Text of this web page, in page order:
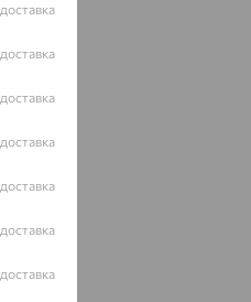
доставка
доставка
доставка
доставка
доставка
доставка
доставка